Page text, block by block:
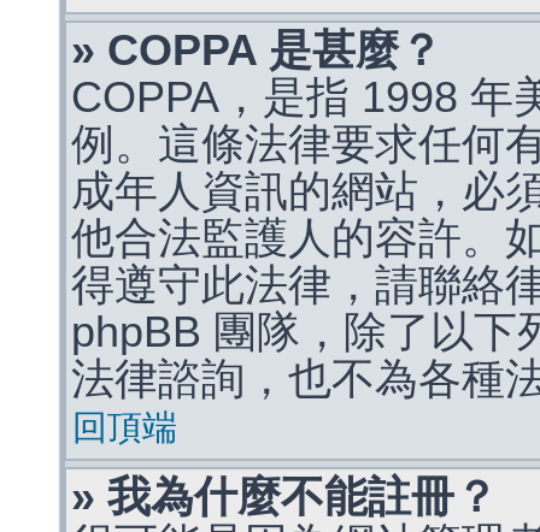
» COPPA 是甚麼？
COPPA，是指 1998 年
例。這條法律要求任何
成年人資訊的網站，必
他合法監護人的容許。
得遵守此法律，請聯絡
phpBB 團隊，除了以下
法律諮詢，也不為各種
回頂端
» 我為什麼不能註冊？